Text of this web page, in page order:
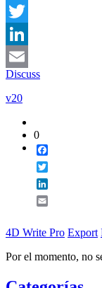
Facebook
Twitter
LinkedIn
Email
Discuss
v20
0
4D Write Pro Export
Por el momento, no